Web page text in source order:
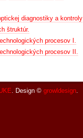
diagnostiky a kontroly
štruktúr.
procesov I.
procesov II.
. Design © growldesign